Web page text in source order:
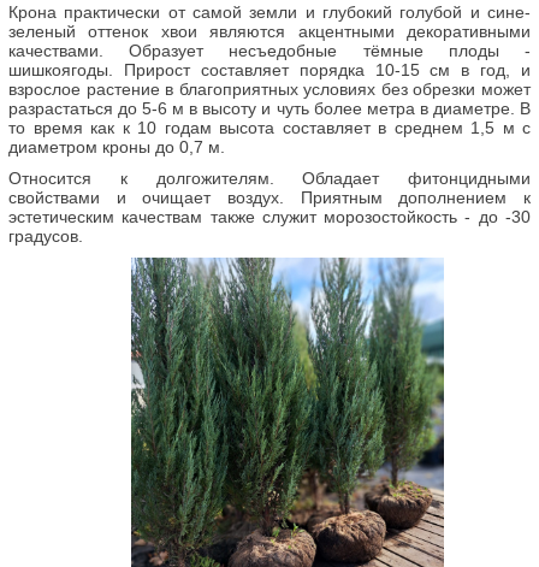
Крона практически от самой земли и глубокий голубой и сине-
зеленый оттенок хвои являются акцентными декоративными
качествами. Образует несъедобные тёмные плоды -
шишкоягоды. Прирост составляет порядка 10-15 см в год, и
взрослое растение в благоприятных условиях без обрезки может
разрастаться до 5-6 м в высоту и чуть более метра в диаметре. В
то время как к 10 годам высота составляет в среднем 1,5 м с
диаметром кроны до 0,7 м.
Относится к долгожителям. Обладает фитонцидными
свойствами и очищает воздух. Приятным дополнением к
эстетическим качествам также служит морозостойкость - до -30
градусов.